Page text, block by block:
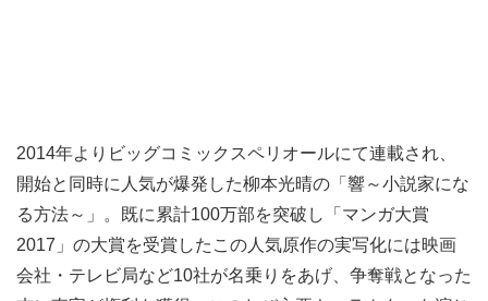
2014年よりビッグコミックスペリオールにて連載され、
開始と同時に人気が爆発した柳本光晴の「響～小説家にな
る方法～」。既に累計100万部を突破し「マンガ大賞
2017」の大賞を受賞したこの人気原作の実写化には映画
会社・テレビ局など10社が名乗りをあげ、争奪戦となった